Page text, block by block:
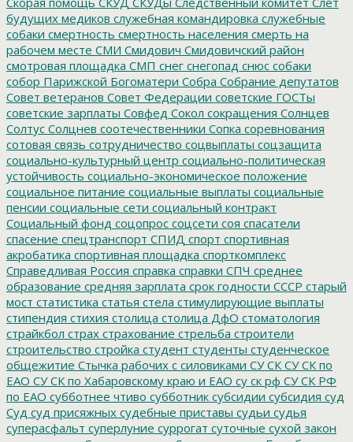
будущих медиков служебная командировка служебные
собаки смертность смертность населения смерть на
рабочем месте СМИ Смидович Смидовичский район
смотровая площадка СМП снег снегопад снюс собаки
собор Парижской Богоматери Собра Собрание депутатов
Совет ветеранов Совет Федерации советские ГОСТы
советские зарплаты Совфед Сокол сокращения Солнцев
Солтус Солцнев соотечественники Сопка соревнования
сотовая связь сотрудничество соцвыплаты соцзащита
социально-культурный центр социально-политическая
устойчивость социально-экономическое положение
социальное питание социальные выплаты социальные
пенсии социальные сети социальный контракт
Социальный фонд соцопрос соцсети соя спасатели
спасение спецтранспорт СПИД спорт спортивная
акробатика спортивная площадка спорткомплекс
Справедливая Россия справка справки СПЧ среднее
образование средняя зарплата срок годности СССР старый
мост статистика статья стела стимулирующие выплаты
стипендия стихия столица столица ДфО стоматология
страйкбол страх страхование стрельба строители
строительство стройка студент студенты студенческое
общежитие Стычка рабочих с силовиками СУ СК СУ СК по
ЕАО СУ СК по Хабаровскому краю и ЕАО су ск рф СУ СК РФ
по ЕАО субботнее чтиво субботник субсидии субсидия суд
Суд суд присяжных судебные приставы судьи судья
суперасфальт суперлуние суррогат суточные сухой закон